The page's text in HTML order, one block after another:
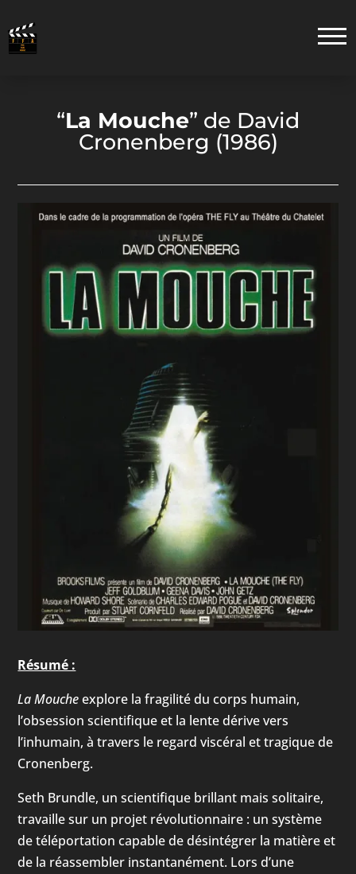
“La Mouche” de David
Cronenberg (1986)
Résumé :
La Moucheexplore la fragilité du corps humain,
l’obsession scientifique et la lente dérive vers
l’inhumain, à travers le regard viscéral et tragique de
Cronenberg.
Seth Brundle, un scientifique brillant mais solitaire,
travaille sur un projet révolutionnaire : un système
de téléportation capable de désintégrer la matière et
de la réassembler instantanément. Lors d’une